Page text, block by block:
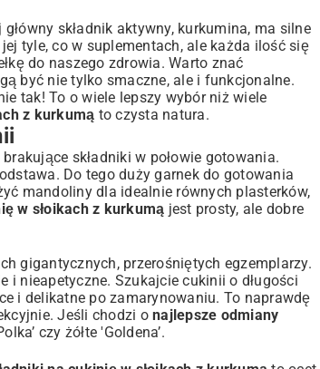
składnik aktywny, kurkumina, ma silne
tyle, co w suplementach, ale każda ilość się
do naszego zdrowia. Warto znać
być nie tylko smaczne, ale i funkcjonalne.
tak! To o wiele lepszy wybór niż wiele
z kurkumą to czysta natura.
składniki w połowie gotowania.
Do tego duży garnek do gotowania
mandoliny dla idealnie równych plasterków,
w słoikach z kurkumą jest prosty, ale dobre
gigantycznych, przerośniętych egzemplarzy.
i nieapetyczne. Szukajcie cukinii o długości
i delikatne po zamarynowaniu. To naprawdę
Jeśli chodzi o najlepsze odmiany
czy żółte 'Goldena’.